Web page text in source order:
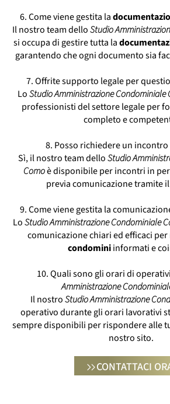
6. Come viene gestita la
Il nostro team delloStudio
si occupa di gestire tutta la
garantendo che ogni documento sia
7. Offrite supporto legale per
LoStudio Amministrazione Condominiale
professionisti del settore legale per
completo e
8. Posso richiedere un
Sì, il nostro team delloStudio
Comoè disponibile per incontri in
previa comunicazione tramite
9. Come viene gestita la
LoStudio Amministrazione Condominiale
comunicazione chiari ed efficaci
condominiinformati e
10. Quali sono gli orari di
Amministrazione
Il nostroStudio Amministrazione
operativo durante gli orari lavorativi
sempre disponibili per rispondere alle
nostro sito.
CONTATTACI